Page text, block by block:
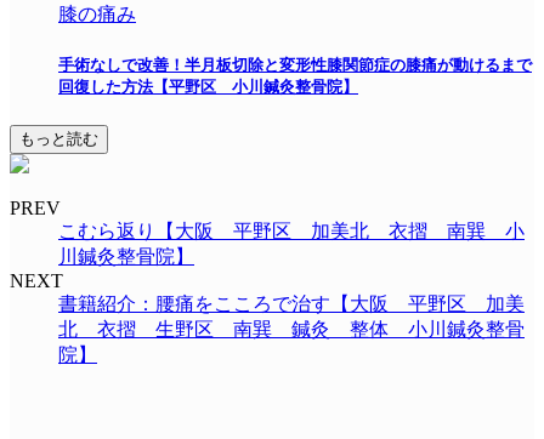
膝の痛み
手術なしで改善！半月板切除と変形性膝関節症の膝痛が動けるまで
回復した方法【平野区 小川鍼灸整骨院】
もっと読む
PREV
こむら返り【大阪 平野区 加美北 衣摺 南巽 小
川鍼灸整骨院】
NEXT
書籍紹介：腰痛をこころで治す【大阪 平野区 加美
北 衣摺 生野区 南巽 鍼灸 整体 小川鍼灸整骨
院】